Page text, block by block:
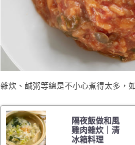
雜炊、鹹粥等總是不小心煮得太多，
隔夜飯做和風
雞肉雜炊｜清
冰箱料理